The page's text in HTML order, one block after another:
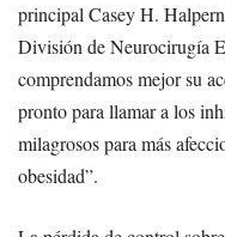
principal Casey H.
División de Neurocirugía
comprendamos mejor su
pronto para llamar a los
milagrosos para más
obesidad”.